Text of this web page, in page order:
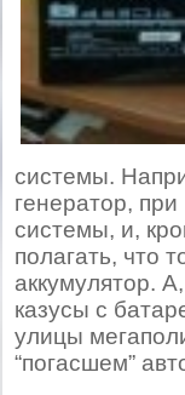
системы.
генератор,
системы, и,
полагать, что
аккумулятор.
казусы с
улицы
“погасшем”